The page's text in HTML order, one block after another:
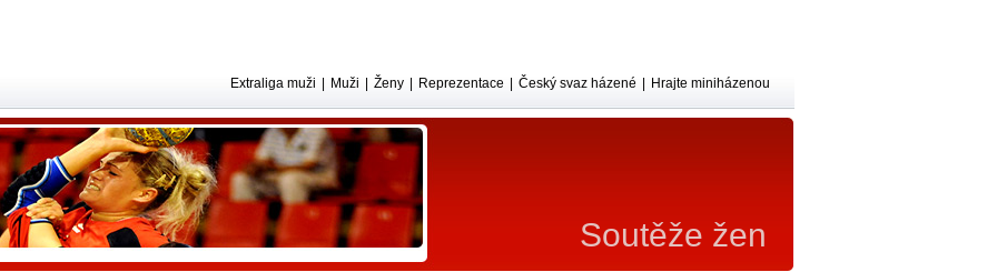
Soutěže žen
Extraliga muži Muži Ženy Reprezentace Český svaz házené Hrajte miniházenou